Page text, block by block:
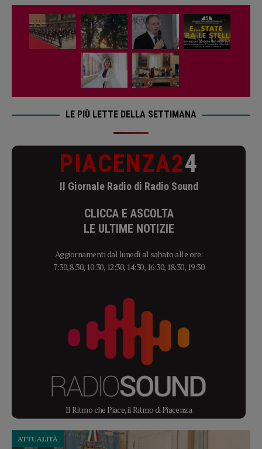
LE PIÙ LETTE DELLA SETTIMANA
PIACENZA24
Il Giornale Radio di Radio Sound
CLICCA E ASCOLTA
LE ULTIME NOTIZIE
Aggiornamenti dal lunedì al sabato alle ore:
7:30, 8:30, 10:30, 12:30, 14:30, 16:30, 18:30, 19:30
Il Ritmo che Piace, il Ritmo di Piacenza
ATTUALITÀ